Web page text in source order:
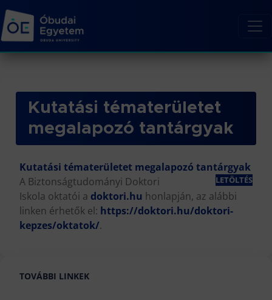
Kutatási tématerületet
megalapozó tantárgyak
Kutatási tématerületet megalapozó tantárgyak
LETÖLTÉS
A Biztonságtudományi Doktori
Iskola oktatói a doktori.hu honlapján, az alábbi
linken érhetők el: https://doktori.hu/doktori-
kepzes/oktatok/.
TOVÁBBI LINKEK